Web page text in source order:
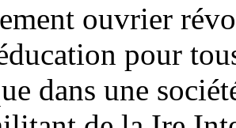
ouvrier
pour
dans une